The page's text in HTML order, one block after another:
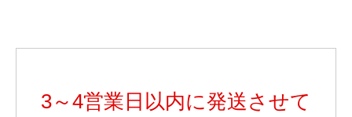
3～4営業日以内に発送させて